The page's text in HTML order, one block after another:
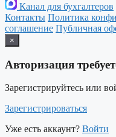
Канал для бухгалтеров
Контакты Политика
соглашение Публичная
×
Авторизация
Зарегистрируйтесь или
Зарегистрироваться
Уже есть аккаунт? Войти